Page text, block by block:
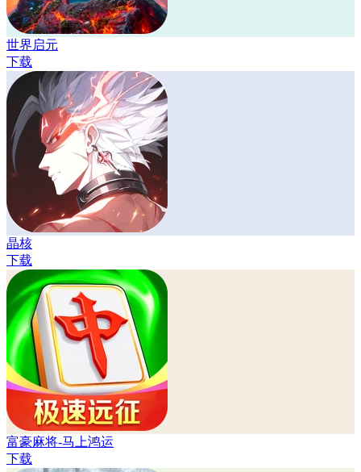
世界启元
下载
晶核
下载
富豪麻将-马上鸿运
下载